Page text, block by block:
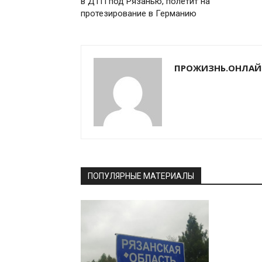
протезирование в Германию
ПОПУЛЯРНЫЕ МАТЕРИАЛЫ